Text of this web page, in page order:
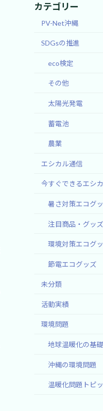
カテゴリー
PV-Net沖縄
SDGsの推進
eco検定
その他
太陽光発電
蓄電池
農業
エシカル通信
今すぐできるエシ
暑さ対策エコグ
注目商品・グッズ
環境対策エコグ
節電エコグッズ
未分類
活動実績
環境問題
地球温暖化の基
沖縄の環境問題
温暖化問題トピ